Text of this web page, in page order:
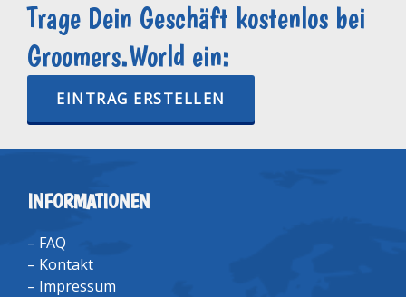
Trage Dein Geschäft kostenlos bei
Groomers.World ein:
EINTRAG ERSTELLEN
INFORMATIONEN
– FAQ
– Kontakt
– Impressum